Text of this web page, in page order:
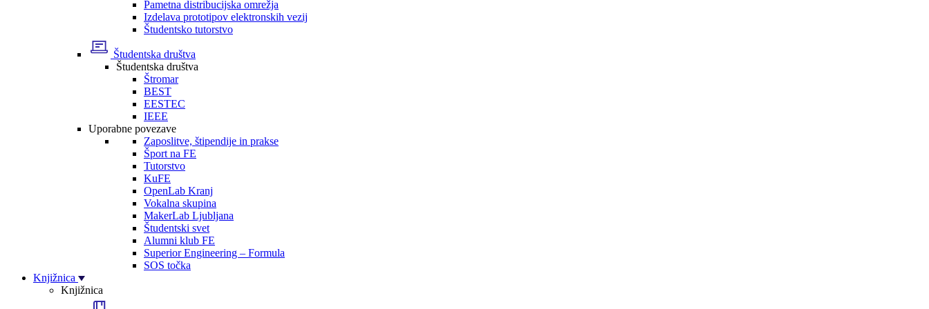
Pametna distribucijska omrežja
Izdelava prototipov elektronskih vezij
Študentsko tutorstvo
Študentska društva
Študentska društva
Štromar
BEST
EESTEC
IEEE
Uporabne povezave
Zaposlitve, štipendije in prakse
Šport na FE
Tutorstvo
KuFE
OpenLab Kranj
Vokalna skupina
MakerLab Ljubljana
Študentski svet
Alumni klub FE
Superior Engineering – Formula
SOS točka
Knjižnica
Knjižnica